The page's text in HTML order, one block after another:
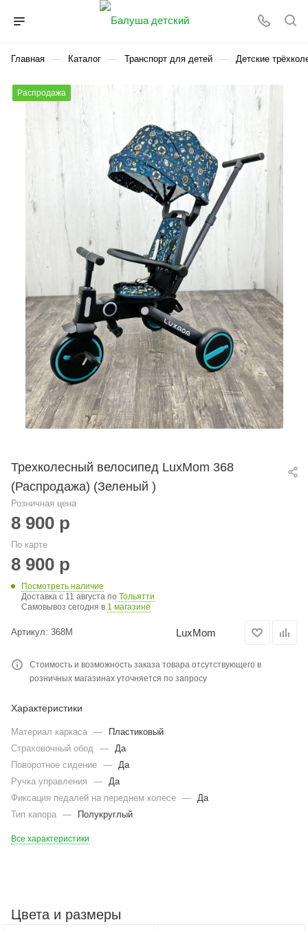
Главная — Каталог — Транспорт для детей — Детские
Распродажа
Трехколесный велосипед LuxMom 368
(Распродажа) (Зеленый )
Розничная цена
8 900 р
По карте
8 900 р
Посмотреть наличие
Доставка с 11 августа по Тольятти
Самовывоз сегодня в 1 магазине
Артикул: 368М LuxMom
Стоимость и возможность заказа товара отсутствующего в
розничных магазинах уточняется по запросу
Характеристики
Материал каркаса —
Пластиковый
Страховочный обод — Да
Поворотное сидение — Да
Ручка управления
— Да
Фиксация педалей на переднем колесе — Да
Тип капора — Полукруглый
Все характеристики
Цвета и размеры